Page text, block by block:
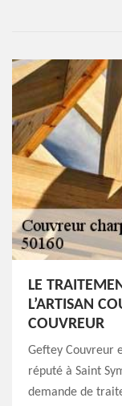
LE
L’ARTISAN
COUVREUR
Geftey Couvreur
réputé à Saint
demande de